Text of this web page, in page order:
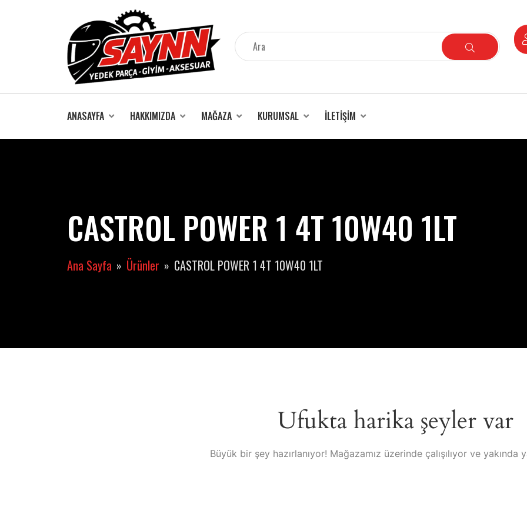
ANASAYFA HAKKIMIZDA MAĞAZA KURUMSAL İLETIŞIM
CASTROL POWER 1 4T 10W40 1LT
Ana Sayfa Ürünler CASTROL POWER 1 4T 10W40 1LT
Ufukta harika şeyler var
Büyük bir şey hazırlanıyor! Mağazamız üzerinde çalışılıyor ve yakında